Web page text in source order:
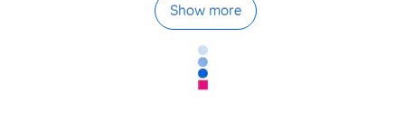
Show more